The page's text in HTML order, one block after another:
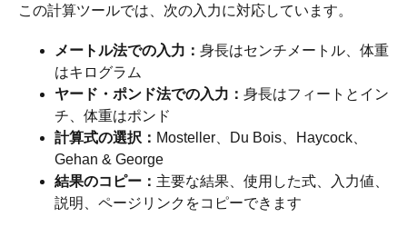
この計算ツールでは、次の入力に対応しています。
メートル法での入力： 身長はセンチメートル、体重
はキログラム
ヤード・ポンド法での入力： 身長はフィートとイン
チ、体重はポンド
計算式の選択： Mosteller、Du Bois、Haycock、
Gehan & George
結果のコピー： 主要な結果、使用した式、入力値、
説明、ページリンクをコピーできます